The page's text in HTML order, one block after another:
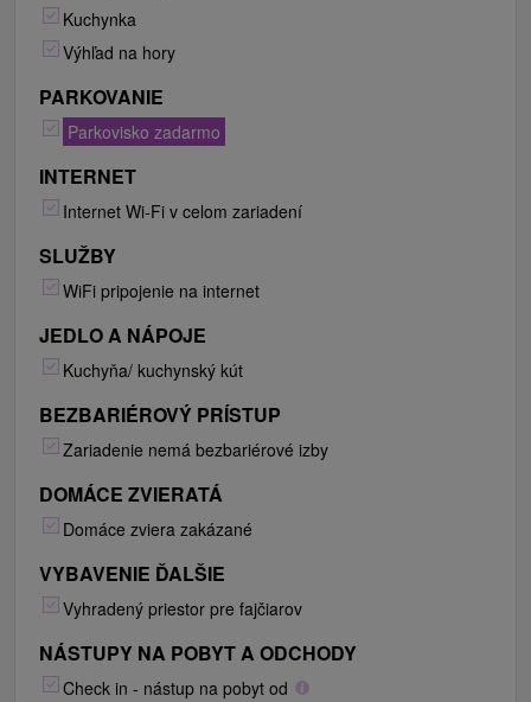
Kuchynka
Výhľad na hory
PARKOVANIE
Parkovisko zadarmo
INTERNET
Internet Wi-Fi v celom zariadení
SLUŽBY
WiFi pripojenie na internet
JEDLO A NÁPOJE
Kuchyňa/ kuchynský kút
BEZBARIÉROVÝ PRÍSTUP
Zariadenie nemá bezbariérové izby
DOMÁCE ZVIERATÁ
Domáce zviera zakázané
VYBAVENIE ĎALŠIE
Vyhradený priestor pre fajčiarov
NÁSTUPY NA POBYT A ODCHODY
Check in - nástup na pobyt od